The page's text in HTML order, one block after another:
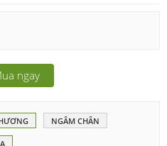
ngay
NGÂM CHÂN